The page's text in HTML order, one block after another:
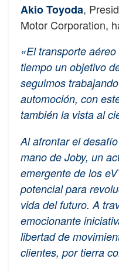
Akio Toyoda,
Motor Corporation,
«El transporte
tiempo un objetivo
seguimos
automoción, con
también la vista al
Al afrontar el
mano de Joby, un
emergente de los
potencial para
vida del futuro. A
emocionante
libertad de
clientes, por tierra